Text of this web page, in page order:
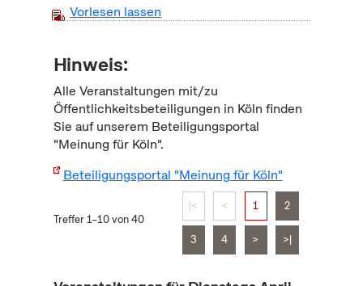
Vorlesen lassen
Hinweis:
Alle Veranstaltungen mit/zu
Öffentlichkeitsbeteiligungen in Köln finden
Sie auf unserem Beteiligungsportal
"Meinung für Köln".
Beteiligungsportal "Meinung für Köln"
Treffer 1–10 von 40
|< < 1 2
3 4 > >|